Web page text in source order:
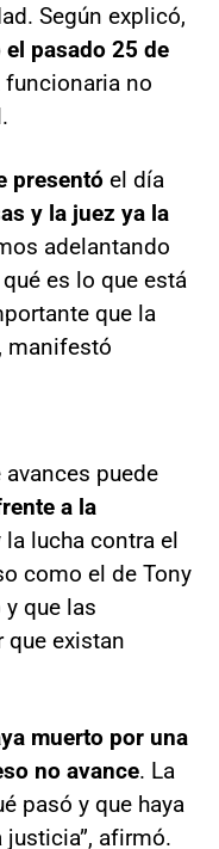
Según explicó,
pasado 25 de
funcionaria no
presentó el día
y la juez ya la
adelantando
es lo que está
que la
manifestó
puede
a la
la lucha contra el
como el de Tony
que las
que existan
muerto por una
no avance. La
pasó y que haya
justicia”, afirmó.